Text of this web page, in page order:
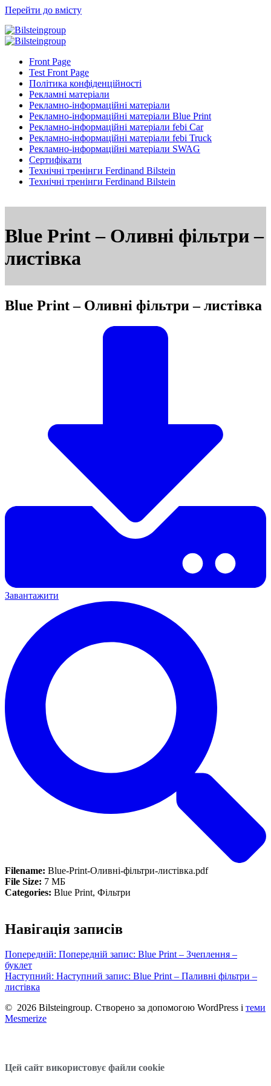
Перейти до вмісту
Front Page
Test Front Page
Політика конфіденційності
Рекламні матеріали
Рекламно-інформаційні матеріали
Рекламно-інформаційні матеріали Blue Print
Рекламно-інформаційні матеріали febi Car
Рекламно-інформаційні матеріали febi Truck
Рекламно-інформаційні матеріали SWAG
Сертифікати
Технічні тренінги Ferdinand Bilstein
Технічні тренінги Ferdinand Bilstein
Blue Print – Оливні фільтри –
листівка
Blue Print – Оливні фільтри – листівка
Завантажити
Filename: Blue-Print-Оливні-фільтри-листівка.pdf
File Size: 7 МБ
Categories: Blue Print, Фільтри
Навігація записів
Попередній: Попередній запис: Blue Print – Зчеплення –
буклет
Наступний: Наступний запис: Blue Print – Паливні фільтри –
листівка
© 2026 Bilsteingroup. Створено за допомогою WordPress і теми
Mesmerize
Цей сайт використовує файли cookie